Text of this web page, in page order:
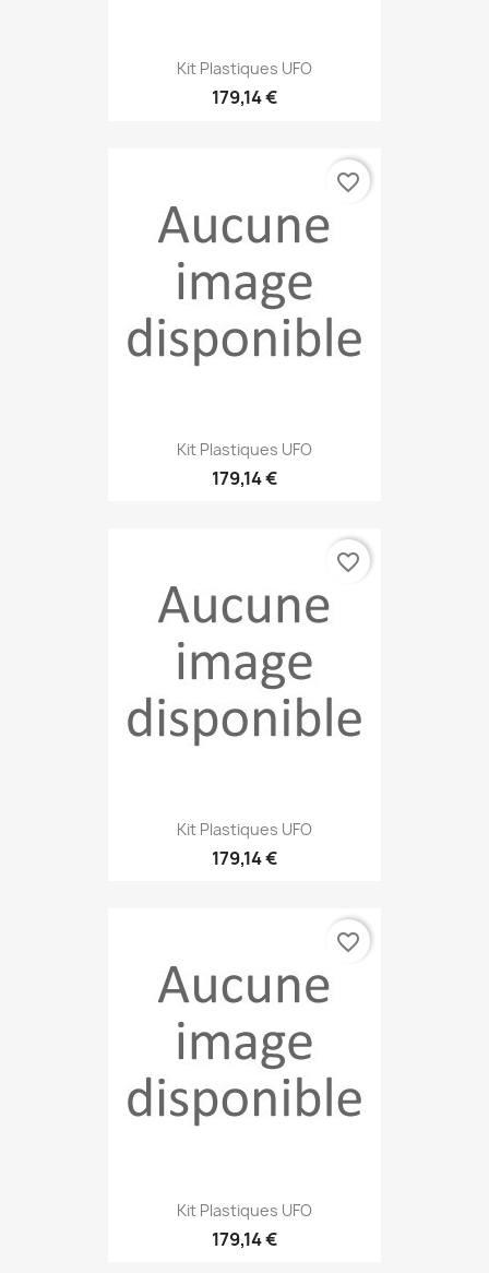
Kit Plastiques UFO
179,14 €
Kit Plastiques UFO
179,14 €
favorite_border
Kit Plastiques UFO
179,14 €
favorite_border
Kit Plastiques UFO
179,14 €
favorite_border